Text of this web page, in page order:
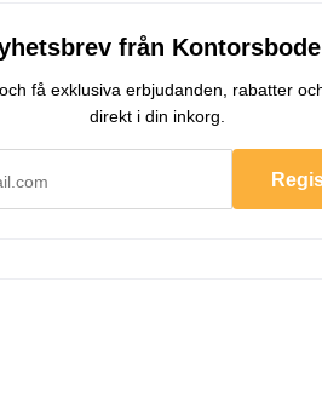
från
få exklusiva erbjudanden, rabatter
direkt i din inkorg.